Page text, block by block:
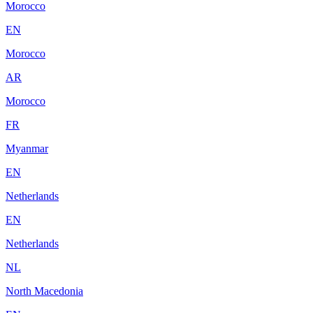
Morocco
EN
Morocco
AR
Morocco
FR
Myanmar
EN
Netherlands
EN
Netherlands
NL
North Macedonia